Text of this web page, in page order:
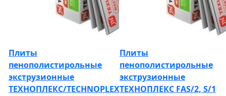
Плиты
пенополистирольные
экструзионные
ТЕХНОПЛЕКС/TECHNOPLEX
Плиты
пенополистирольные
экструзионные
ТЕХНОПЛЕКС FAS/2, S/1